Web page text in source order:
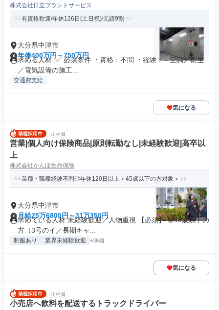
株式会社日立プラントサービス
有資格歓迎/年休126日(土日祝)/元請9割
大分県中津市
年俸400万円～750万円
求める人材: ✅ 必須条件 ・資格：不問 ・経験： - 空調／衛生
／電気設備の施工...
交通費支給
気になる
正社員
営業|個人向け保険商品|原則転勤なし|未経験歓迎|高卒以
上
株式会社かんぽ生命保険
業種・職種経験不問◎年休120日以上＜45歳以下の方対象＞
大分県中津市
月給25万6800円～31万350円
求めている人材 未経験歓迎／人物重視 【必須】 ◎45歳以下の
方（3号のイ／長期キャ...
制服あり 業界未経験歓迎 +36個
気になる
正社員
小売店へ飲料を配送するトラックドライバー